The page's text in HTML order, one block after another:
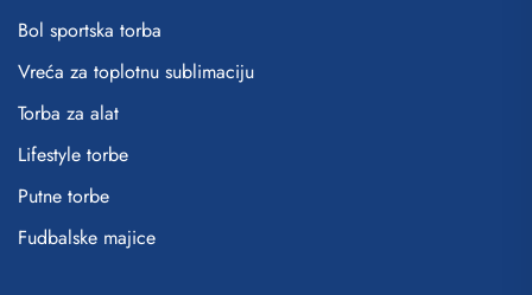
Bol sportska torba
Vreća za toplotnu sublimaciju
Torba za alat
Lifestyle torbe
Putne torbe
Fudbalske majice